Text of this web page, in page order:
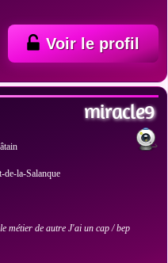
Voir le profil
miracle9
de-la-Salanque
métier de autre J'ai un cap / bep